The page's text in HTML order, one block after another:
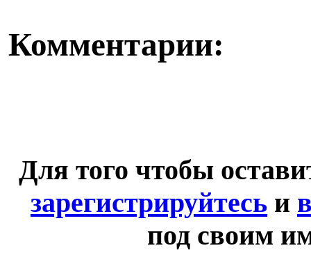
Комментарии:
Для того чтобы
зарегистрируйтесь и
под своим